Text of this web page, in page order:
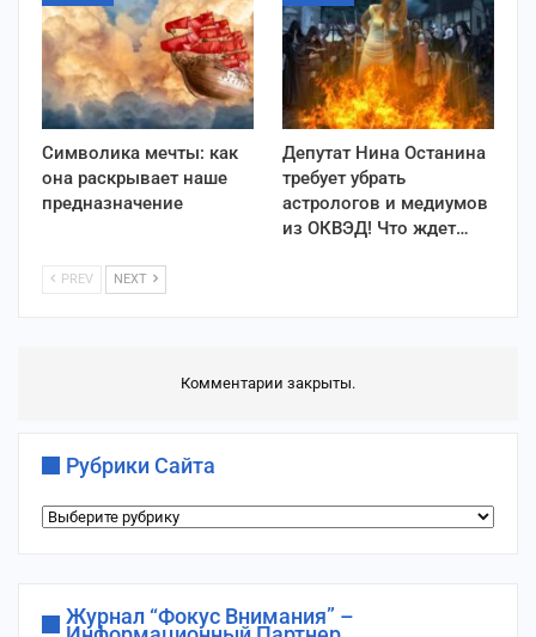
Символика мечты: как
она раскрывает наше
предназначение
Депутат Нина Останина
требует убрать
астрологов и медиумов
из ОКВЭД! Что ждет…
PREV NEXT
Комментарии закрыты.
Рубрики Сайта
Рубрики
Журнал “Фокус Внимания” –